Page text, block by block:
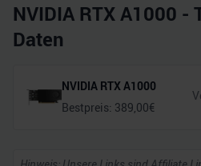
NVIDIA RTX A1000 -
Daten
NVIDIA RTX A1000
Bestpreis: 389,00€